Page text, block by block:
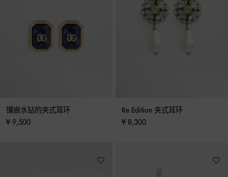
镶嵌水钻的夹式耳环
¥ 9,500
Re Edition 夹式耳环
¥ 8,300